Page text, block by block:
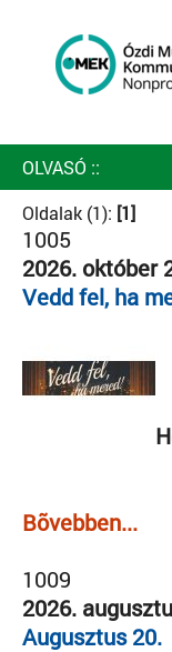
OLVASÓ ::
Oldalak (1): [1]
1005
2026. október
Vedd fel, ha
Bõvebben...
1009
2026.
Augusztus 20.